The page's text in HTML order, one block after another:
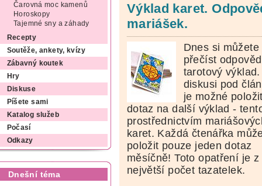
Čarovná moc kamenů
Horoskopy
Tajemné sny a záhady
Recepty
Soutěže, ankety, kvízy
Zábavný koutek
Hry
Diskuse
Píšete sami
Katalog služeb
Počasí
Odkazy
Dnešní téma
Výklad karet.
mariášek.
Dnes si můžete
přečíst
tarotový
diskusi pod
je možné
dotaz na další výklad -
prostřednictvím
karet. Každá čtenářka
položit pouze jeden dotaz
měsíčně! Toto opatření je
největší počet tazatelek.